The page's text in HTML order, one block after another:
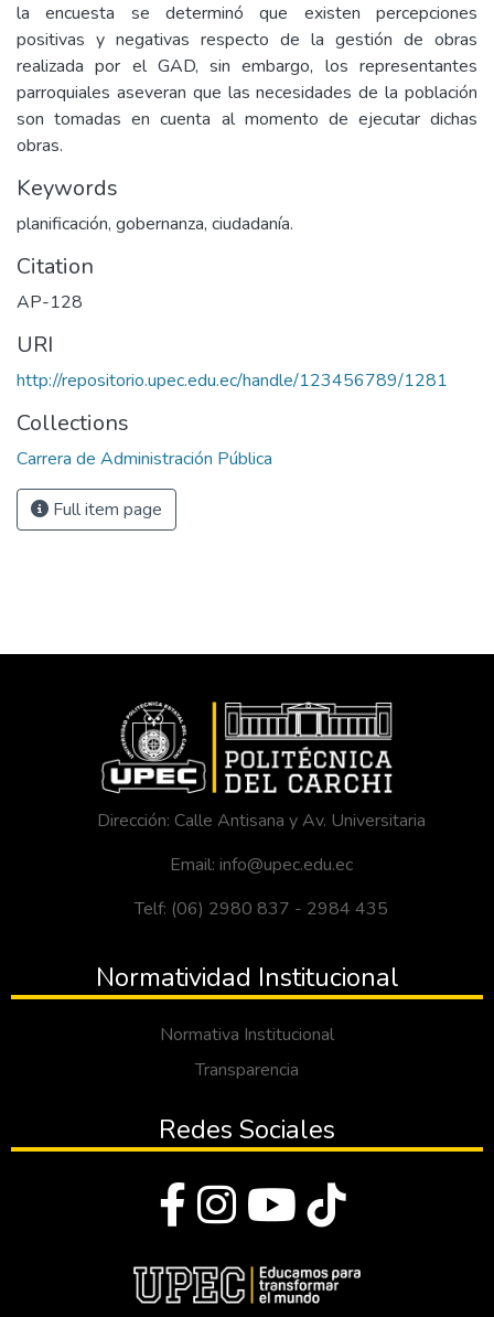
la encuesta se determinó que existen percepciones
positivas y negativas respecto de la gestión de obras
realizada por el GAD, sin embargo, los representantes
parroquiales aseveran que las necesidades de la población
son tomadas en cuenta al momento de ejecutar dichas
obras.
Keywords
planificación, gobernanza, ciudadanía.
Citation
AP-128
URI
http://repositorio.upec.edu.ec/handle/123456789/1281
Collections
Carrera de Administración Pública
Full item page
Dirección: Calle Antisana y Av. Universitaria
Email: info@upec.edu.ec
Telf: (06) 2980 837 - 2984 435
Normatividad Institucional
Normativa Institucional
Transparencia
Redes Sociales